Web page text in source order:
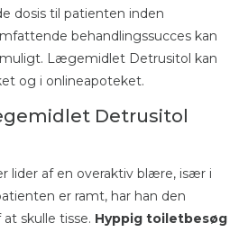
dosis til patienten inden
behandlingssucces kan
Lægemidlet Detrusitol kan
og i onlineapoteket.
Detrusitol
lider af en overaktiv blære, især i
er ramt, har han den
skulle tisse. Hyppig toiletbesøg